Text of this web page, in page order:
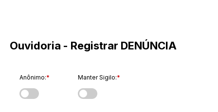
Ouvidoria - Registrar DENÚNCIA
Anônimo:* Manter Sigilo:*